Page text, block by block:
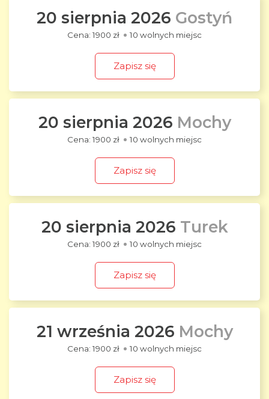
20 sierpnia 2026 Gostyń
1900 zł 10 wolnych miejsc
Zapisz się
20 sierpnia 2026 Mochy
1900 zł 10 wolnych miejsc
Zapisz się
20 sierpnia 2026 Turek
1900 zł 10 wolnych miejsc
Zapisz się
21 września 2026 Mochy
1900 zł 10 wolnych miejsc
Zapisz się